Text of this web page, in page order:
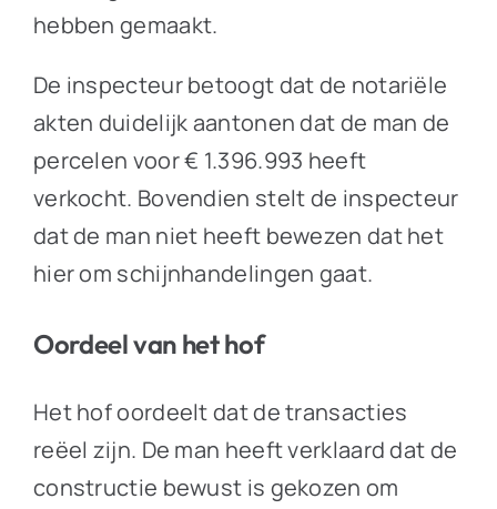
hebben gemaakt.
De inspecteur betoogt dat de notariële
akten duidelijk aantonen dat de man de
percelen voor € 1.396.993 heeft
verkocht. Bovendien stelt de inspecteur
dat de man niet heeft bewezen dat het
hier om schijnhandelingen gaat.
Oordeel van het hof
Het hof oordeelt dat de transacties
reëel zijn. De man heeft verklaard dat de
constructie bewust is gekozen om